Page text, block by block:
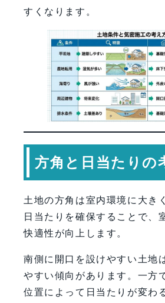
すくなります。
方角と日当たりの
土地の方角は室内環境に大き
日当たりを確保することで、
快適性が向上します。
南側に開口を設けやすい土地
やすい傾向があります。一方
位置によって日当たりが変わ